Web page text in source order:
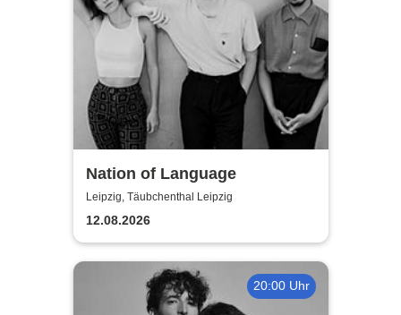
Nation of Language
Leipzig, Täubchenthal Leipzig
12.08.2026
20:00 Uhr